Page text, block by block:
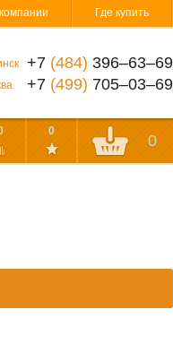
Где купить
+7 (484) 396‒63‒69
+7 (499) 705‒03‒69
0
0